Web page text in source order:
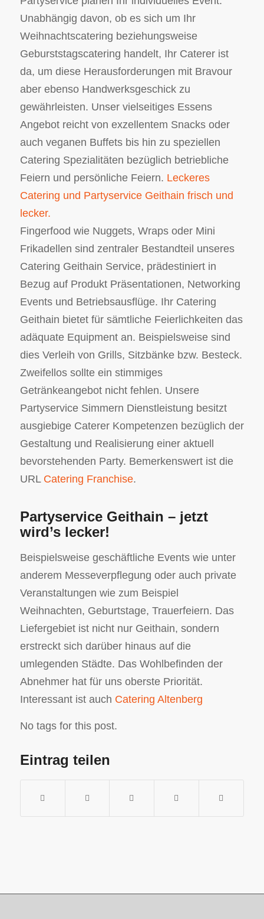
Unabhängig davon, ob es sich um Ihr
Weihnachtscatering beziehungsweise
Geburststagscatering handelt, Ihr Caterer ist
da, um diese Herausforderungen mit Bravour
aber ebenso Handwerksgeschick zu
gewährleisten. Unser vielseitiges Essens
Angebot reicht von exzellentem Snacks oder
auch veganen Buffets bis hin zu speziellen
Catering Spezialitäten bezüglich betriebliche
Feiern und persönliche Feiern. Leckeres
Catering und Partyservice Geithain frisch und
lecker.
Fingerfood wie Nuggets, Wraps oder Mini
Frikadellen sind zentraler Bestandteil unseres
Catering Geithain Service, prädestiniert in
Bezug auf Produkt Präsentationen, Networking
Events und Betriebsausflüge. Ihr Catering
Geithain bietet für sämtliche Feierlichkeiten das
adäquate Equipment an. Beispielsweise sind
dies Verleih von Grills, Sitzbänke bzw. Besteck.
Zweifellos sollte ein stimmiges
Getränkeangebot nicht fehlen. Unsere
Partyservice Simmern Dienstleistung besitzt
ausgiebige Caterer Kompetenzen bezüglich der
Gestaltung und Realisierung einer aktuell
bevorstehenden Party. Bemerkenswert ist die
URL Catering Franchise.
Partyservice Geithain – jetzt
wird’s lecker!
Beispielsweise geschäftliche Events wie unter
anderem Messeverpflegung oder auch private
Veranstaltungen wie zum Beispiel
Weihnachten, Geburtstage, Trauerfeiern. Das
Liefergebiet ist nicht nur Geithain, sondern
erstreckt sich darüber hinaus auf die
umlegenden Städte. Das Wohlbefinden der
Abnehmer hat für uns oberste Priorität.
Interessant ist auch Catering Altenberg
No tags for this post.
Eintrag teilen